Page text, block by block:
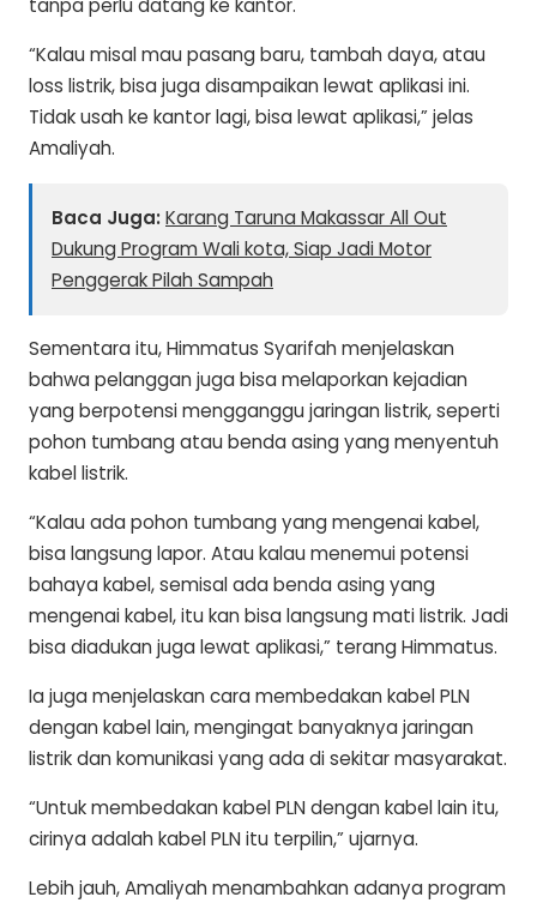
tanpa perlu datang ke kantor.
“Kalau misal mau pasang baru, tambah daya, atau
loss listrik, bisa juga disampaikan lewat aplikasi ini.
Tidak usah ke kantor lagi, bisa lewat aplikasi,” jelas
Amaliyah.
Baca Juga:Karang Taruna Makassar All Out
Dukung Program Wali kota, Siap Jadi Motor
Penggerak Pilah Sampah
Sementara itu, Himmatus Syarifah menjelaskan
bahwa pelanggan juga bisa melaporkan kejadian
yang berpotensi mengganggu jaringan listrik, seperti
pohon tumbang atau benda asing yang menyentuh
kabel listrik.
“Kalau ada pohon tumbang yang mengenai kabel,
bisa langsung lapor. Atau kalau menemui potensi
bahaya kabel, semisal ada benda asing yang
mengenai kabel, itu kan bisa langsung mati listrik. Jadi
bisa diadukan juga lewat aplikasi,” terang Himmatus.
Ia juga menjelaskan cara membedakan kabel PLN
dengan kabel lain, mengingat banyaknya jaringan
listrik dan komunikasi yang ada di sekitar masyarakat.
“Untuk membedakan kabel PLN dengan kabel lain itu,
cirinya adalah kabel PLN itu terpilin,” ujarnya.
Lebih jauh, Amaliyah menambahkan adanya program